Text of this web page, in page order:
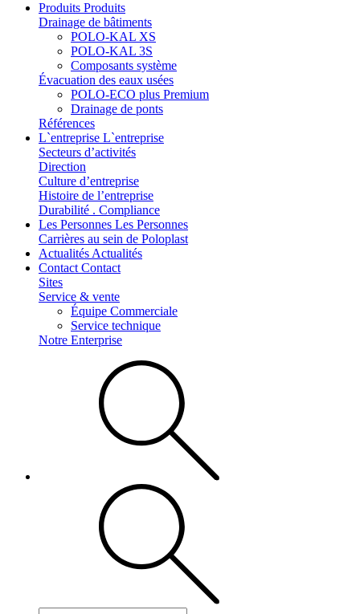
Produits Produits
Drainage de bâtiments
POLO-KAL XS
POLO-KAL 3S
Composants système
Évacuation des eaux usées
POLO-ECO plus Premium
Drainage de ponts
Références
L`entreprise L`entreprise
Secteurs d’activités
Direction
Culture d’entreprise
Histoire de l’entreprise
Durabilité . Compliance
Les Personnes Les Personnes
Carrières au sein de Poloplast
Actualités Actualités
Contact Contact
Sites
Service & vente
Équipe Commerciale
Service technique
Notre Enterprise